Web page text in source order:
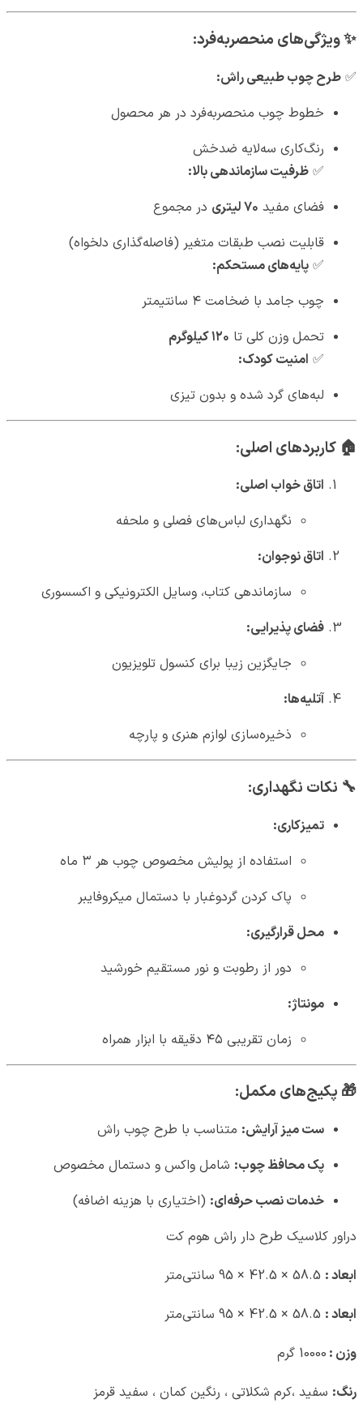
✨ویژگی‌های منحصربه‌فرد:
✅ طرح چوب طبیعی راش:
خطوط چوب منحصربه‌فرد در هر محصول
رنگ‌کاری سه‌لایه ضدخش
✅ ظرفیت سازماندهی بالا:
فضای مفید ۷۰ لیتری
در مجموع
قابلیت نصب طبقات متغیر (فاصله‌گذاری دلخواه)
✅ پایه‌های مستحکم:
چوب جامد با ضخامت ۴ سانتیمتر
تحمل وزن کلی تا ۱۲۰ کیلوگرم
✅ امنیت کودک:
لبه‌های گرد شده و بدون تیزی
🏠 کاربردهای اصلی:
اتاق خواب اصلی:
نگهداری لباس‌های فصلی و ملحفه
اتاق نوجوان:
سازماندهی کتاب، وسایل الکترونیکی و اکسسوری
فضای پذیرایی:
جایگزین زیبا برای کنسول تلویزیون
آتلیه‌ها:
ذخیره‌سازی لوازم هنری و پارچه
🔧 نکات نگهداری:
تمیزکاری:
استفاده از پولیش مخصوص چوب هر ۳ ماه
پاک کردن گردوغبار با دستمال میکروفایبر
محل قرارگیری:
دور از رطوبت و نور مستقیم خورشید
مونتاژ:
زمان تقریبی ۴۵ دقیقه با ابزار همراه
🎁 پکیج‌های مکمل:
ست میز آرایش: متناسب با طرح چوب راش
پک محافظ چوب: شامل واکس و دستمال مخصوص
خدمات نصب حرفه‌ای: (اختیاری با هزینه اضافه)
دراور کلاسیک طرح دار راش هوم کت
ابعاد :
ابعاد :
وزن : 10000 گرم
رنگ: سفید ،کرم شکلاتی ، رنگین کمان ، سفید قرمز